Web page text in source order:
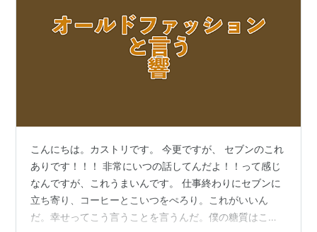
こんにちは。カストリです。 今更ですが、 セブンのこれ
ありです！！！ 非常にいつの話してんだよ！！って感じ
なんですが、これうまいんです。 仕事終わりにセブンに
立ち寄り、コーヒーとこいつをぺろり。これがいいん
だ。幸せってこう言うことを言うんだ。僕の糖質はここ